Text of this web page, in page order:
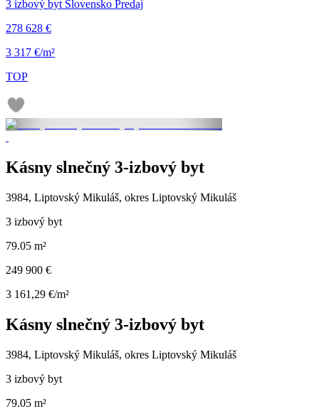
3 izbový byt Slovensko Predaj
278 628 €
3 317 €/m²
TOP
Kásny slnečný 3-izbový byt
3984, Liptovský Mikuláš, okres Liptovský Mikuláš
3 izbový byt
79.05 m²
249 900 €
3 161,29 €/m²
Kásny slnečný 3-izbový byt
3984, Liptovský Mikuláš, okres Liptovský Mikuláš
3 izbový byt
79.05 m²